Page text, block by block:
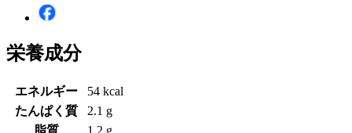
栄養成分
エネルギー
54 kcal
たんぱく質
2.1 g
脂質
1.2 g